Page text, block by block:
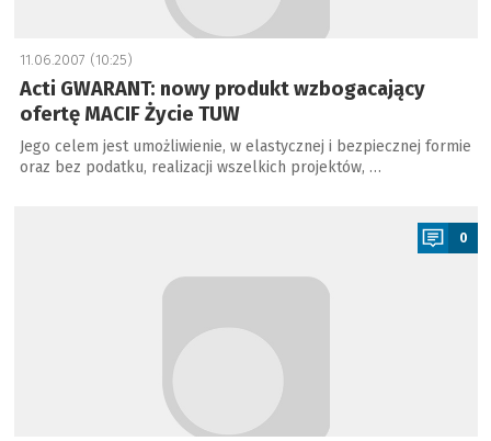
11.06.2007 (10:25)
Acti GWARANT: nowy produkt wzbogacający
ofertę MACIF Życie TUW
Jego celem jest umożliwienie, w elastycznej i bezpiecznej formie
oraz bez podatku, realizacji wszelkich projektów, …
0